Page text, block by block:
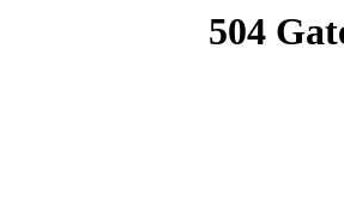
504